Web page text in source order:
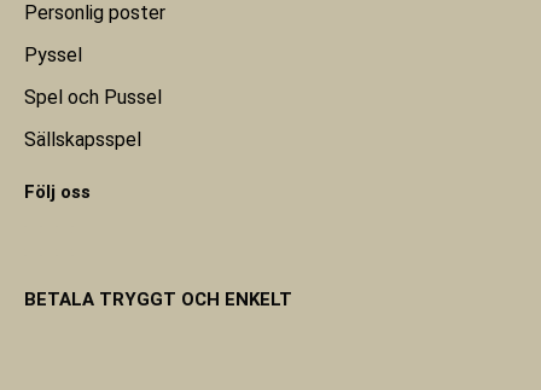
Personlig poster
Pyssel
Spel och Pussel
Sällskapsspel
Följ oss
BETALA TRYGGT OCH ENKELT